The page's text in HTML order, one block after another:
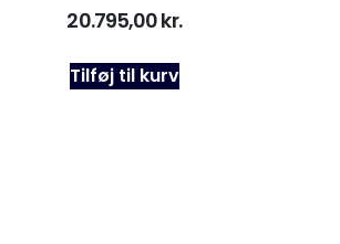
20.795,00kr.
Tilføj til kurv